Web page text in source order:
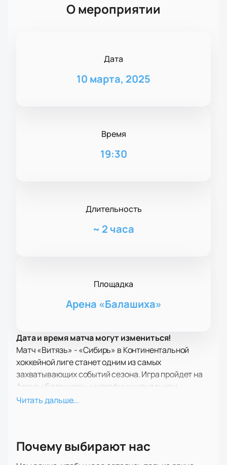
О мероприятии
Дата
10 марта, 2025
Время
19:30
Длительность
~ 2 часа
Площадка
Арена «Балашиха»
Дата и время матча могут измениться!
Матч «Витязь» - «Сибирь» в Континентальной
хоккейной лиге станет одним из самых
захватывающих событий сезона. Игра пройдет на
Арене «Балашиха», многофункциональном
спортивно-концертном комплексе в подмосковной
области. За время своего выступления в КХЛ клуб
Читать дальше...
Почему выбирают нас